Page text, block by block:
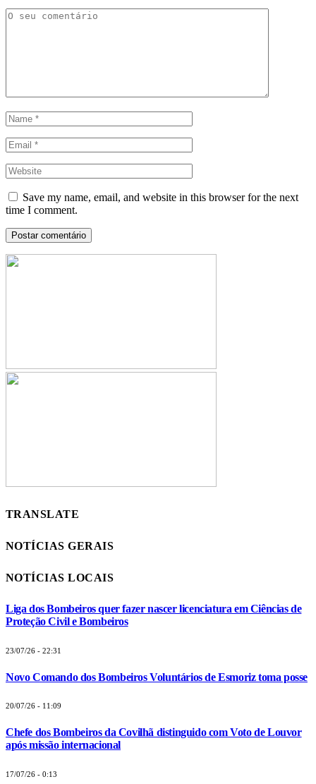
Save my name, email, and website in this browser for the next
time I comment.
TRANSLATE
NOTÍCIAS GERAIS
NOTÍCIAS LOCAIS
Liga dos Bombeiros quer fazer nascer licenciatura em Ciências de
Proteção Civil e Bombeiros
23/07/26 - 22:31
Novo Comando dos Bombeiros Voluntários de Esmoriz toma posse
20/07/26 - 11:09
Chefe dos Bombeiros da Covilhã distinguido com Voto de Louvor
após missão internacional
17/07/26 - 0:13